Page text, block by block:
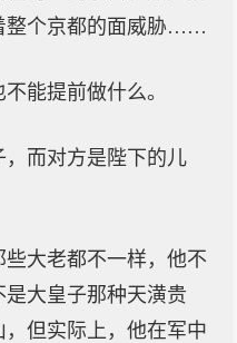
整个京都的面威胁……
能提前做什么。
，而对方是陛下的儿
大老都不一样，他不
大皇子那种天潢贵
但实际上，他在军中